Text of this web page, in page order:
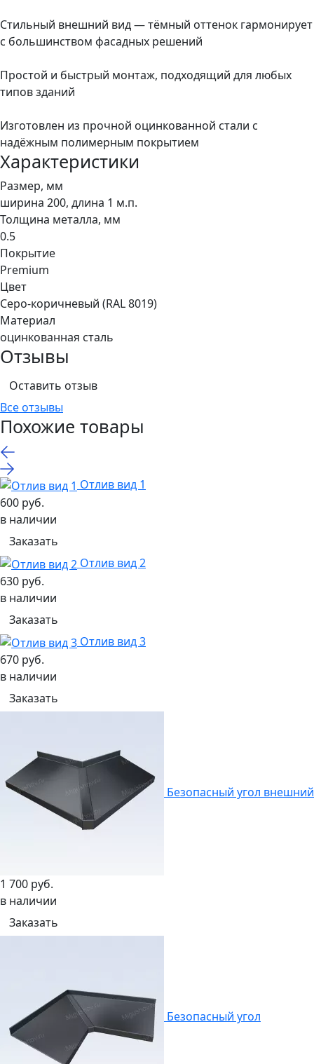
Стильный внешний вид — тёмный оттенок гармонирует
с большинством фасадных решений
Простой и быстрый монтаж, подходящий для любых
типов зданий
Изготовлен из прочной оцинкованной стали с
надёжным полимерным покрытием
Характеристики
Размер, мм
ширина 200, длина 1 м.п.
Толщина металла, мм
0.5
Покрытие
Premium
Цвет
Серо-коричневый (RAL 8019)
Материал
оцинкованная сталь
Отзывы
Оставить отзыв
Все отзывы
Похожие товары
Отлив вид 1
600 руб.
в наличии
Заказать
Отлив вид 2
630 руб.
в наличии
Заказать
Отлив вид 3
670 руб.
в наличии
Заказать
Безопасный угол внешний
1 700 руб.
в наличии
Заказать
Безопасный угол